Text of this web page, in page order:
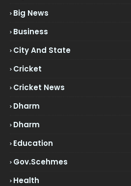
Big News
Business
City And State
Cricket
Cricket News
Dharm
Dharm
Education
Gov.scehmes
Health